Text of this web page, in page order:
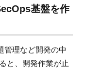
基盤を作
管理など開発の中
と、開発作業が止